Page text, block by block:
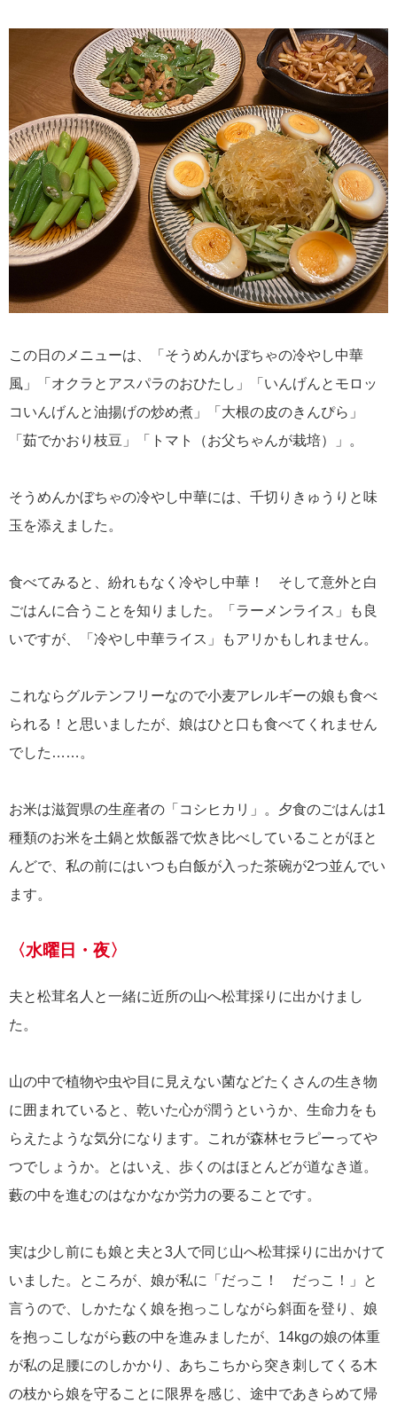
この日のメニューは、「そうめんかぼちゃの冷やし中華
風」「オクラとアスパラのおひたし」「いんげんとモロッ
コいんげんと油揚げの炒め煮」「大根の皮のきんぴら」
「茹でかおり枝豆」「トマト（お父ちゃんが栽培）」。
そうめんかぼちゃの冷やし中華には、千切りきゅうりと味
玉を添えました。
食べてみると、紛れもなく冷やし中華！ そして意外と白
ごはんに合うことを知りました。「ラーメンライス」も良
いですが、「冷やし中華ライス」もアリかもしれません。
これならグルテンフリーなので小麦アレルギーの娘も食べ
られる！と思いましたが、娘はひと口も食べてくれません
でした……。
お米は滋賀県の生産者の「コシヒカリ」。夕食のごはんは1
種類のお米を土鍋と炊飯器で炊き比べしていることがほと
んどで、私の前にはいつも白飯が入った茶碗が2つ並んでい
ます。
〈水曜日・夜〉
夫と松茸名人と一緒に近所の山へ松茸採りに出かけまし
た。
山の中で植物や虫や目に見えない菌などたくさんの生き物
に囲まれていると、乾いた心が潤うというか、生命力をも
らえたような気分になります。これが森林セラピーってや
つでしょうか。とはいえ、歩くのはほとんどが道なき道。
藪の中を進むのはなかなか労力の要ることです。
実は少し前にも娘と夫と3人で同じ山へ松茸採りに出かけて
いました。ところが、娘が私に「だっこ！ だっこ！」と
言うので、しかたなく娘を抱っこしながら斜面を登り、娘
を抱っこしながら藪の中を進みましたが、14kgの娘の体重
が私の足腰にのしかかり、あちこちから突き刺してくる木
の枝から娘を守ることに限界を感じ、途中であきらめて帰